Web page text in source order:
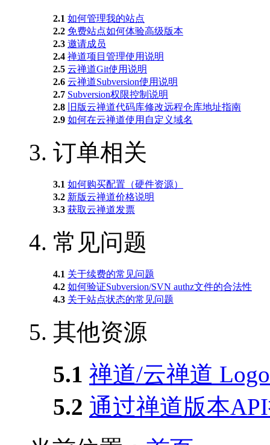
2.1 如何管理我的站点
2.2 免费站点如何体验高级版本
2.3 邀请成员
2.4 禅道项目管理使用说明
2.5 云禅道Git使用说明
2.6 云禅道Subversion使用说明
2.7 Subversion权限控制说明
2.8
旧版云禅道代码库修改远程仓库地址指南
2.9 如何在云禅道使用自定义域名
3. 订单相关
3.1 如何购买配置（硬件资源）
3.2 新版云禅道价格说明
3.3 获取云禅道发票
4. 常见问题
4.1 关于续费的常见问题
4.2 如何验证Subversion/SVN authz文件的合法性
4.3 关于站点状态的常见问题
5. 其他资源
5.1 禅道/云禅道 Logo
5.2 通过禅道版本